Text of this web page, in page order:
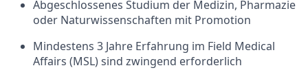
Abgeschlossenes Studium der Medizin, Pharmazie
oder Naturwissenschaften mit Promotion
Mindestens 3 Jahre Erfahrung im Field Medical
Affairs (MSL) sind zwingend erforderlich